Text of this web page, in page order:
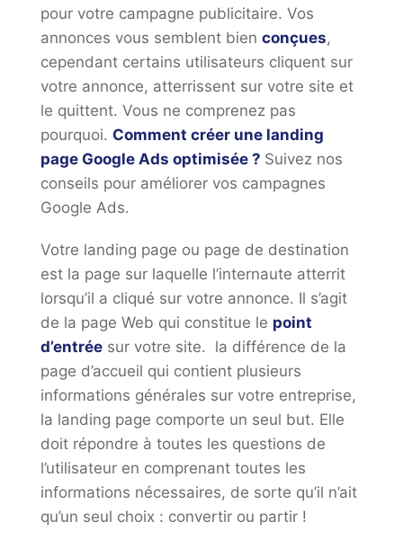
pour votre campagne publicitaire. Vos
annonces vous semblent bien conçues,
cependant certains utilisateurs cliquent sur
votre annonce, atterrissent sur votre site et
le quittent. Vous ne comprenez pas
pourquoi. Comment créer une landing
page Google Ads optimisée ? Suivez nos
conseils pour améliorer vos campagnes
Google Ads.
Votre landing page ou page de destination
est la page sur laquelle l’internaute atterrit
lorsqu’il a cliqué sur votre annonce. Il s’agit
de la page Web qui constitue le point
d’entrée sur votre site. la différence de la
page d’accueil qui contient plusieurs
informations générales sur votre entreprise,
la landing page comporte un seul but. Elle
doit répondre à toutes les questions de
l’utilisateur en comprenant toutes les
informations nécessaires, de sorte qu’il n’ait
qu’un seul choix : convertir ou partir !